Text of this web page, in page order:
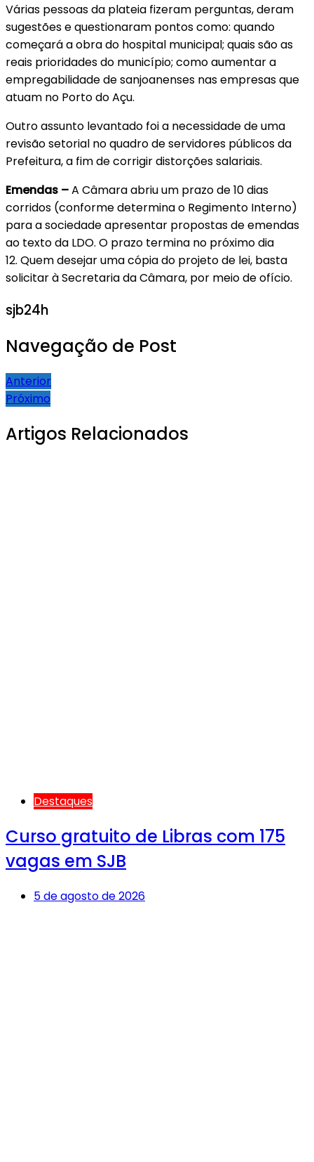
Várias pessoas da plateia fizeram perguntas, deram
sugestões e questionaram pontos como: quando
começará a obra do hospital municipal; quais são as
reais prioridades do município; como aumentar a
empregabilidade de sanjoanenses nas empresas que
atuam no Porto do Açu.
Outro assunto levantado foi a necessidade de uma
revisão setorial no quadro de servidores públicos da
Prefeitura, a fim de corrigir distorções salariais.
Emendas –A Câmara abriu um prazo de 10 dias
corridos (conforme determina o Regimento Interno)
para a sociedade apresentar propostas de emendas
ao texto da LDO. O prazo termina no próximo dia
12. Quem desejar uma cópia do projeto de lei, basta
solicitar à Secretaria da Câmara, por meio de ofício.
sjb24h
Navegação de Post
Anterior
Próximo
Artigos Relacionados
Destaques
Curso gratuito de Libras com 175
vagas em SJB
5 de agosto de 2026